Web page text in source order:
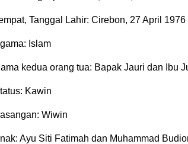
Tanggal Lahir: Cirebon, 27 April 1976
Islam
kedua orang tua: Bapak Jauri dan Ibu
Kawin
Wiwin
Ayu Siti Fatimah dan Muhammad